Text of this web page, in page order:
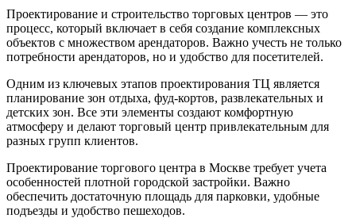
Проектирование и строительство торговых центров — это
процесс, который включает в себя создание комплексных
объектов с множеством арендаторов. Важно учесть не только
потребности арендаторов, но и удобство для посетителей.
Одним из ключевых этапов проектирования ТЦ является
планирование зон отдыха, фуд-кортов, развлекательных и
детских зон. Все эти элементы создают комфортную
атмосферу и делают торговый центр привлекательным для
разных групп клиентов.
Проектирование торгового центра в Москве требует учета
особенностей плотной городской застройки. Важно
обеспечить достаточную площадь для парковки, удобные
подъезды и удобство пешеходов.